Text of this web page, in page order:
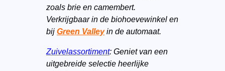
zoals brie en camembert.
Verkrijgbaar in de biohoevewinkel en
bij Green Valleyin de automaat.
Zuivelassortiment: Geniet van een
uitgebreide selectie heerlijke